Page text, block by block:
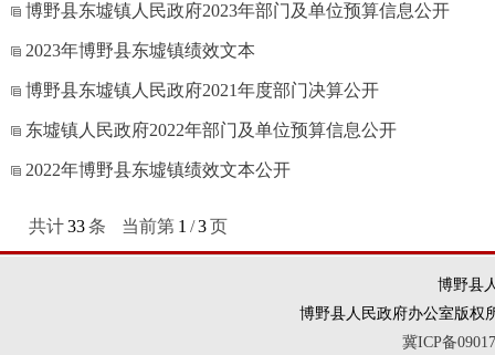
博野县东墟镇人民政府2023年部门及单位预算信息公开
2023年博野县东墟镇绩效文本
博野县东墟镇人民政府2021年度部门决算公开
东墟镇人民政府2022年部门及单位预算信息公开
2022年博野县东墟镇绩效文本公开
共计33条 当前第 1 /3页
博野县
博野县人民政府办公室版权
冀ICP备